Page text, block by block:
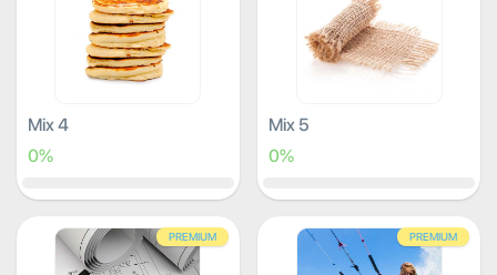
Mix 4
0%
Mix 5
0%
PREMIUM PREMIUM